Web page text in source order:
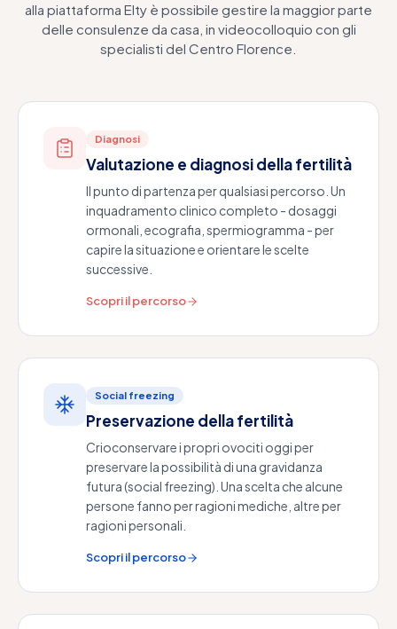
alla piattaforma Elty è possibile gestire la maggior parte
delle consulenze da casa, in videocolloquio con gli
specialisti del Centro Florence.
Diagnosi
Valutazione e diagnosi della fertilità
Il punto di partenza per qualsiasi percorso. Un
inquadramento clinico completo - dosaggi
ormonali, ecografia, spermiogramma - per
capire la situazione e orientare le scelte
successive.
Scopri il percorso
Social freezing
Preservazione della fertilità
Crioconservare i propri ovociti oggi per
preservare la possibilità di una gravidanza
futura (social freezing). Una scelta che alcune
persone fanno per ragioni mediche, altre per
ragioni personali.
Scopri il percorso